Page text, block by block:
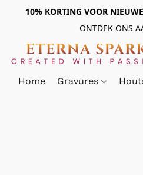
10% KORTING VOOR
ONTDEK ONS
Home Gravures